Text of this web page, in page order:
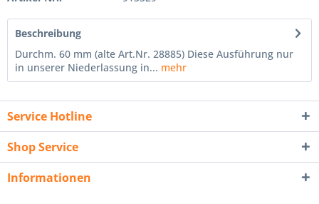
Beschreibung
Durchm. 60 mm (alte Art.Nr. 28885) Diese Ausführung nur
in unserer Niederlassung in... mehr
Service Hotline
Shop Service
Informationen